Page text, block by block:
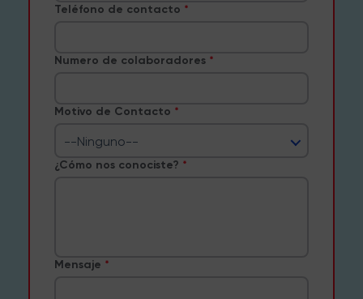
Teléfono de contacto
Numero de colaboradores
Motivo de Contacto
--Ninguno--
¿Cómo nos conociste?
Mensaje